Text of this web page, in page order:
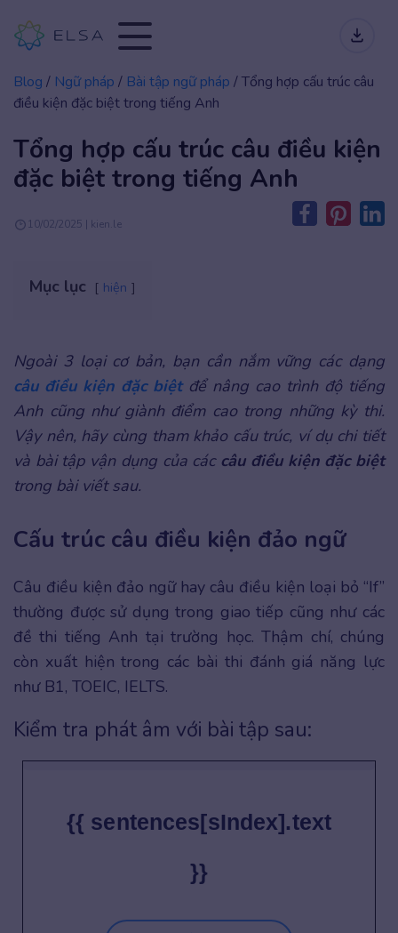
Blog / Ngữ pháp / Bài tập ngữ pháp /Tổng hợp cấu trúc câu
điều kiện đặc biệt trong tiếng Anh
Tổng hợp cấu trúc câu điều kiện
đặc biệt trong tiếng Anh
10/02/2025 | kien.le
Mục lục hiện
Ngoài 3 loại cơ bản, bạn cần nắm vững các dạng
câu điều kiện đặc biệtđể nâng cao trình độ tiếng
Anh cũng như giành điểm cao trong những kỳ thi.
Vậy nên, hãy cùng tham khảo cấu trúc, ví dụ chi tiết
và bài tập vận dụng của các câu điều kiện đặc biệt
trong bài viết sau.
Cấu trúc câu điều kiện đảo ngữ
Câu điều kiện đảo ngữ hay câu điều kiện loại bỏ “If”
thường được sử dụng trong giao tiếp cũng như các
đề thi tiếng Anh tại trường học. Thậm chí, chúng
còn xuất hiện trong các bài thi đánh giá năng lực
như B1, TOEIC, IELTS.
Kiểm tra phát âm với bài tập sau:
{{ sentences[sIndex].text
}}